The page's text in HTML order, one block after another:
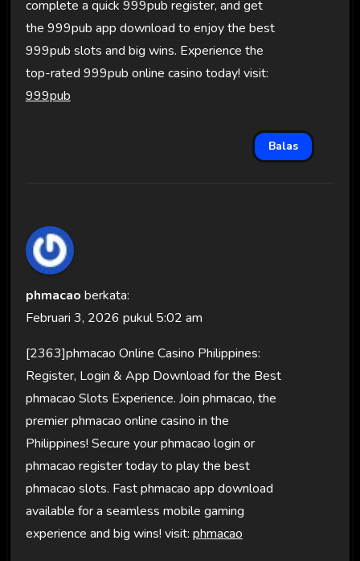
complete a quick 999pub register, and get
the 999pub app download to enjoy the best
999pub slots and big wins. Experience the
top-rated 999pub online casino today! visit:
999pub
Balas
phmacao berkata:
Februari 3, 2026 pukul 5:02 am
[2363]phmacao Online Casino Philippines:
Register, Login & App Download for the Best
phmacao Slots Experience. Join phmacao, the
premier phmacao online casino in the
Philippines! Secure your phmacao login or
phmacao register today to play the best
phmacao slots. Fast phmacao app download
available for a seamless mobile gaming
experience and big wins! visit: phmacao